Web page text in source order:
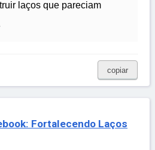
laços que pareciam
copiar
Fortalecendo Laços